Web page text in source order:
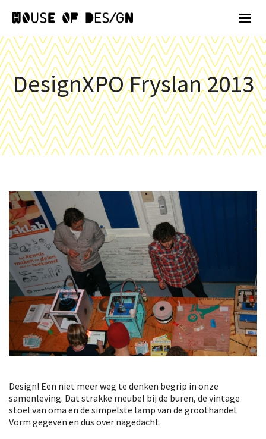
DesignXPO Fryslan 2013
Design! Een niet meer weg te denken begrip in onze
samenleving. Dat strakke meubel bij de buren, de vintage
stoel van oma en de simpelste lamp van de groothandel.
Vorm gegeven en dus over nagedacht.